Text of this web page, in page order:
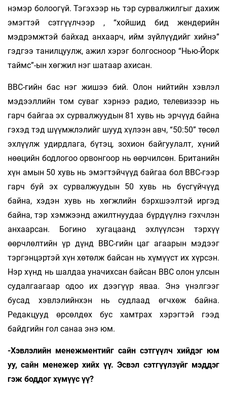
нэмэр болоогүй. Тэгэхээр нь тэр сурвалжилгыг дахиж
эмэгтэй сэтгүүлчээр , “хойшид бид жендерийн
мэдрэмжтэй байхад анхаарч, ийм зүйлүүдийг хийнэ”
гэдгээ танилцуулж, ажил хэрэг болгосноор “Нью-Йорк
таймс”-ын хөгжил нэг шатаар ахисан.
ВВС-гийн бас нэг жишээ бий. Олон нийтийн хэвлэл
мэдээллийн том суваг хэрнээ радио, телевизээр нь
гарч байгаа эх сурвалжуудын 81 хувь нь эрчүүд байна
гэхэд тэд шүүмжлэлийг шууд хүлээн авч, “50:50” төсөл
эхлүүлж удирдлага, бүтэц, зохион байгуулалт, хүний
нөөцийн бодлогоо орвонгоор нь өөрчилсөн. Британийн
хүн амын 50 хувь нь эмэгтэйчүүд байгаа бол ВВС-гээр
гарч буй эх сурвалжуудын 50 хувь нь бүсгүйчүүд
байна, хэдэн хувь нь хөгжлийн бэрхшээлтэй иргэд
байна, тэр хэмжээнд ажилтнуудаа бүрдүүлнэ гэхчлэн
анхаарсан. Богино хугацаанд эхлүүлсэн тэрхүү
өөрчлөлтийн үр дүнд ВВС-гийн цаг агаарын мэдээг
тэргэнцэртэй хүн хөтөлж байсан нь хүмүүст их хүрсэн.
Нэр хүнд нь шалдаа уначихсан байсан ВВС олон улсын
судалгаагаар одоо их дээгүүр яваа. Энэ үнэлгээг
бусад хэвлэлийнхэн нь судлаад өгчхөж байна.
Редакцууд өрсөлдөх бус хамтрах хэрэгтэй гээд
байдгийн гол санаа энэ юм.
-Хэвлэлийн менежментийг сайн сэтгүүлч хийдэг юм
уу, сайн менежер хийх үү. Эсвэл сэтгүүлзүйг мэддэг
гэж боддог хүмүүс үү?